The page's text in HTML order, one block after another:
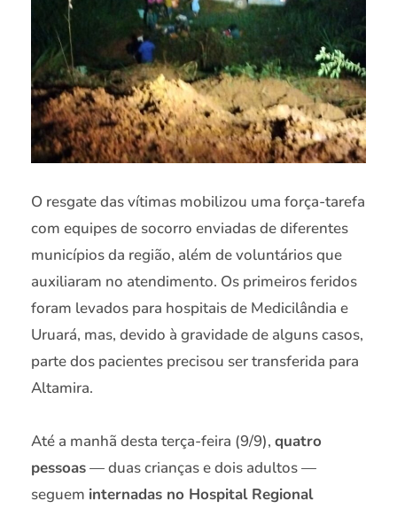
O resgate das vítimas mobilizou uma força-tarefa
com equipes de socorro enviadas de diferentes
municípios da região, além de voluntários que
auxiliaram no atendimento. Os primeiros feridos
foram levados para hospitais de Medicilândia e
Uruará, mas, devido à gravidade de alguns casos,
parte dos pacientes precisou ser transferida para
Altamira.
Até a manhã desta terça-feira (9/9), quatro
pessoas— duas crianças e dois adultos —
seguem internadas no Hospital Regional